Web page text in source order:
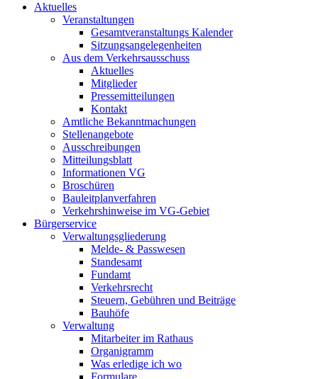
Aktuelles
Veranstaltungen
Gesamtveranstaltungs Kalender
Sitzungsangelegenheiten
Aus dem Verkehrsausschuss
Aktuelles
Mitglieder
Pressemitteilungen
Kontakt
Amtliche Bekanntmachungen
Stellenangebote
Ausschreibungen
Mitteilungsblatt
Informationen VG
Broschüren
Bauleitplanverfahren
Verkehrshinweise im VG-Gebiet
Bürgerservice
Verwaltungsgliederung
Melde- & Passwesen
Standesamt
Fundamt
Verkehrsrecht
Steuern, Gebühren und Beiträge
Bauhöfe
Verwaltung
Mitarbeiter im Rathaus
Organigramm
Was erledige ich wo
Formulare